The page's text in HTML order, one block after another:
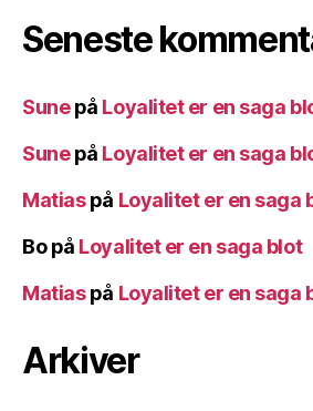
Seneste
Sunepå Loyalitet er en saga
Sunepå Loyalitet er en saga
Matiaspå Loyalitet er en saga
Bopå Loyalitet er en saga blot
Matiaspå Loyalitet er en saga
Arkiver